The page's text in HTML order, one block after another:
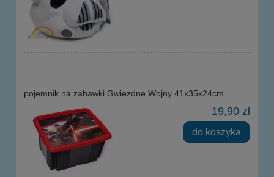
pojemnik na zabawki Gwiezdne Wojny 41x35x24cm
19,90 zł
do koszyka